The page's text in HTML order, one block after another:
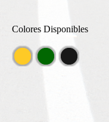
Colores Disponibles